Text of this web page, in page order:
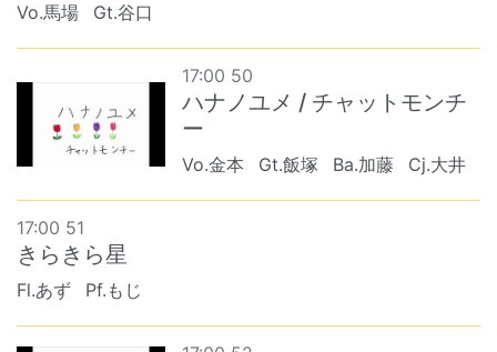
Vo.馬場 Gt.谷口
17:00 50
ハナノユメ / チャットモンチ
ー
Vo.金本 Gt.飯塚 Ba.加藤 Cj.大井
17:00 51
きらきら星
Fl.あず Pf.もじ